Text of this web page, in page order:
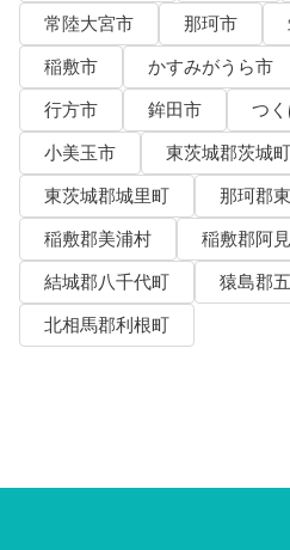
常陸大宮市
那珂市
稲敷市
かすみがうら市
行方市
鉾田市
つ
小美玉市
東茨城郡茨城町
東茨城郡城里町
那珂郡
稲敷郡美浦村
稲敷郡阿
結城郡八千代町
猿島郡
北相馬郡利根町